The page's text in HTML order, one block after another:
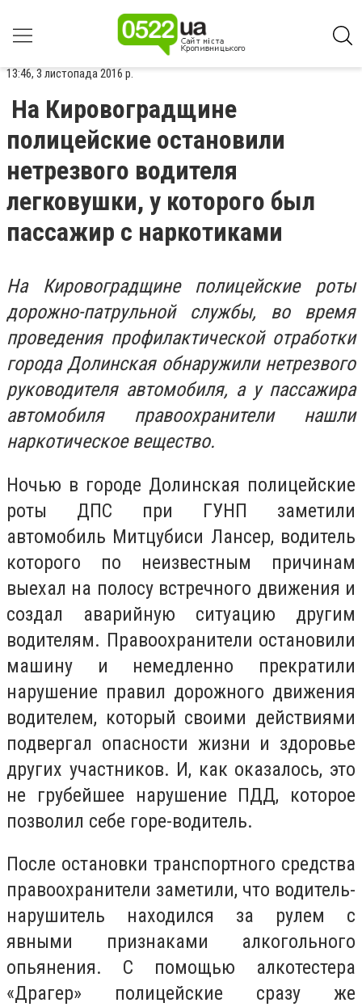
13:46, 3 листопада 2016 р.
На Кировоградщине
полицейские остановили
нетрезвого водителя
легковушки, у которого был
пассажир с наркотиками
На Кировоградщине полицейские роты
дорожно-патрульной службы, во время
проведения профилактической отработки
города Долинская обнаружили нетрезвого
руководителя автомобиля, а у пассажира
автомобиля правоохранители нашли
наркотическое вещество.
Ночью в городе Долинская полицейские
роты ДПС при ГУНП заметили
автомобиль Митцубиси Лансер, водитель
которого по неизвестным причинам
выехал на полосу встречного движения и
создал аварийную ситуацию другим
водителям. Правоохранители остановили
машину и немедленно прекратили
нарушение правил дорожного движения
водителем, который своими действиями
подвергал опасности жизни и здоровье
других участников. И, как оказалось, это
не грубейшее нарушение ПДД, которое
позволил себе горе-водитель.
После остановки транспортного средства
правоохранители заметили, что водитель-
нарушитель находился за рулем с
явными признаками алкогольного
опьянения. С помощью алкотестера
«Драгер» полицейские сразу же